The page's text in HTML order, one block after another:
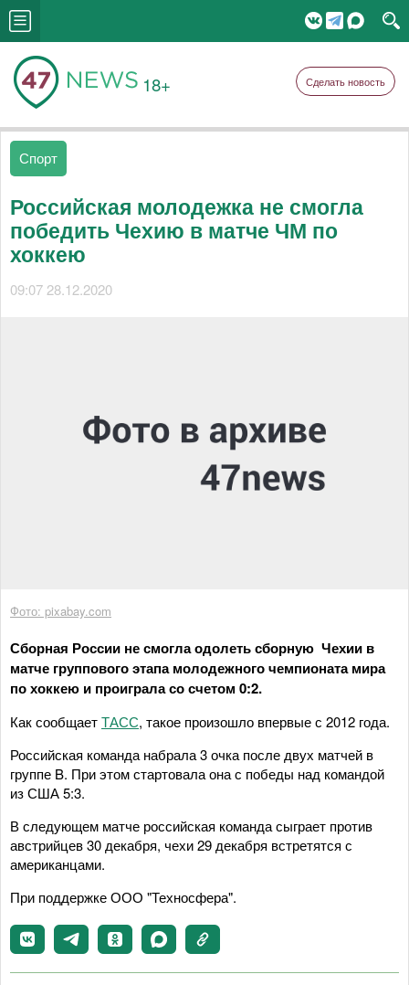
18+ Сделать новость
Спорт
Российская молодежка не смогла
победить Чехию в матче ЧМ по
хоккею
09:07 28.12.2020
Фото: pixabay.com
Сборная России не смогла одолеть сборную Чехии в
матче группового этапа молодежного чемпионата мира
по хоккею и проиграла со счетом 0:2.
Как сообщаетТАСС, такое произошло впервые с 2012 года.
Российская команда набрала 3 очка после двух матчей в
группе B. При этом стартовала она с победы над командой
из США 5:3.
В следующем матче российская команда сыграет против
австрийцев 30 декабря, чехи 29 декабря встретятся с
американцами.
При поддержке ООО "Техносфера".